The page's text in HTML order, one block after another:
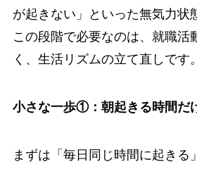
が起きない」といった無気力状
この段階で必要なのは、就職活
く、生活リズムの立て直しです。
小さな一歩①：朝起きる時間だ
まずは「毎日同じ時間に起きる